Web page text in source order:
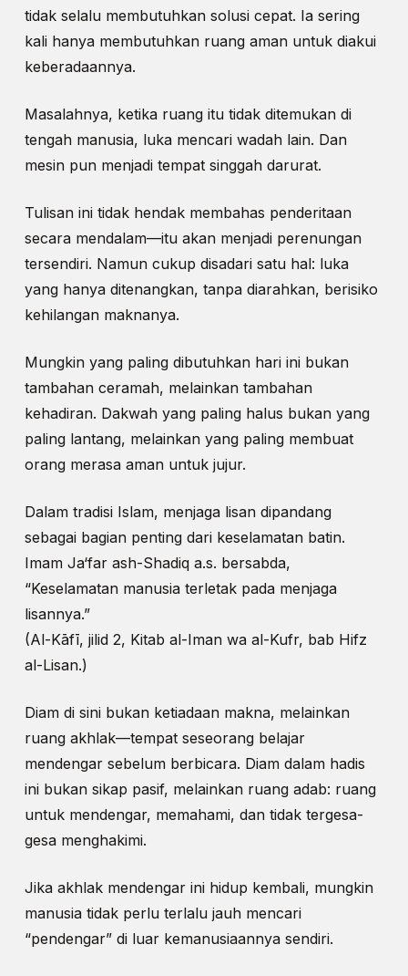
tidak selalu membutuhkan solusi cepat. Ia sering
kali hanya membutuhkan ruang aman untuk diakui
keberadaannya.
Masalahnya, ketika ruang itu tidak ditemukan di
tengah manusia, luka mencari wadah lain. Dan
mesin pun menjadi tempat singgah darurat.
Tulisan ini tidak hendak membahas penderitaan
secara mendalam—itu akan menjadi perenungan
tersendiri. Namun cukup disadari satu hal: luka
yang hanya ditenangkan, tanpa diarahkan, berisiko
kehilangan maknanya.
Mungkin yang paling dibutuhkan hari ini bukan
tambahan ceramah, melainkan tambahan
kehadiran. Dakwah yang paling halus bukan yang
paling lantang, melainkan yang paling membuat
orang merasa aman untuk jujur.
Dalam tradisi Islam, menjaga lisan dipandang
sebagai bagian penting dari keselamatan batin.
Imam Ja‘far ash-Shadiq a.s. bersabda,
“Keselamatan manusia terletak pada menjaga
lisannya.”
(Al-Kāfī, jilid 2, Kitab al-Iman wa al-Kufr, bab Hifz
al-Lisan.)
Diam di sini bukan ketiadaan makna, melainkan
ruang akhlak—tempat seseorang belajar
mendengar sebelum berbicara. Diam dalam hadis
ini bukan sikap pasif, melainkan ruang adab: ruang
untuk mendengar, memahami, dan tidak tergesa-
gesa menghakimi.
Jika akhlak mendengar ini hidup kembali, mungkin
manusia tidak perlu terlalu jauh mencari
“pendengar” di luar kemanusiaannya sendiri.